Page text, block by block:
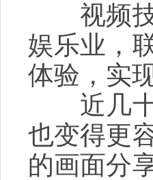
视频技
娱乐业，
体验，实
近几十
也变得更
的画面分